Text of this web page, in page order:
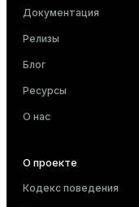
Документация
Релизы
Блог
Ресурсы
О нас
О проекте
Кодекс поведения